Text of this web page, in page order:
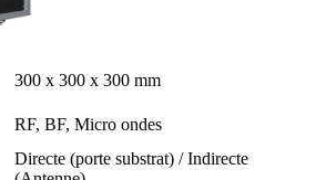
300 x 300 x 300 mm
RF, BF, Micro ondes
Directe (porte substrat) / Indirecte